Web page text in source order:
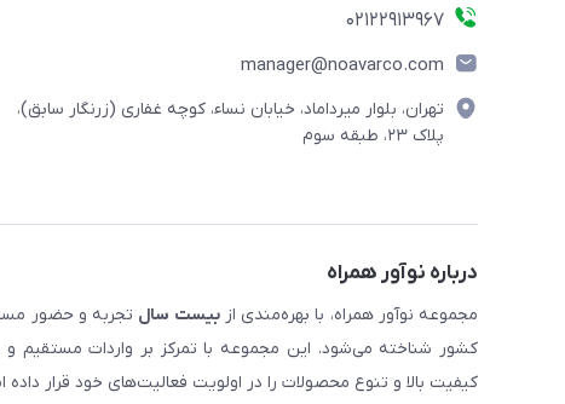
02122913967
manager@noavarco.com
تهران، بلوار میرداماد، خیابان نساء، کوچه غفاری (زرنگار سابق)،
پلاک ۲۳، طبقه سوم
درباره نوآور همراه
مجموعه نوآور همراه، با بهره‌مندی ازبیست سال تجربه و حضور
کیفیت بالا و تنوع محصولات را در اولویت فعالیت‌های خود قرار